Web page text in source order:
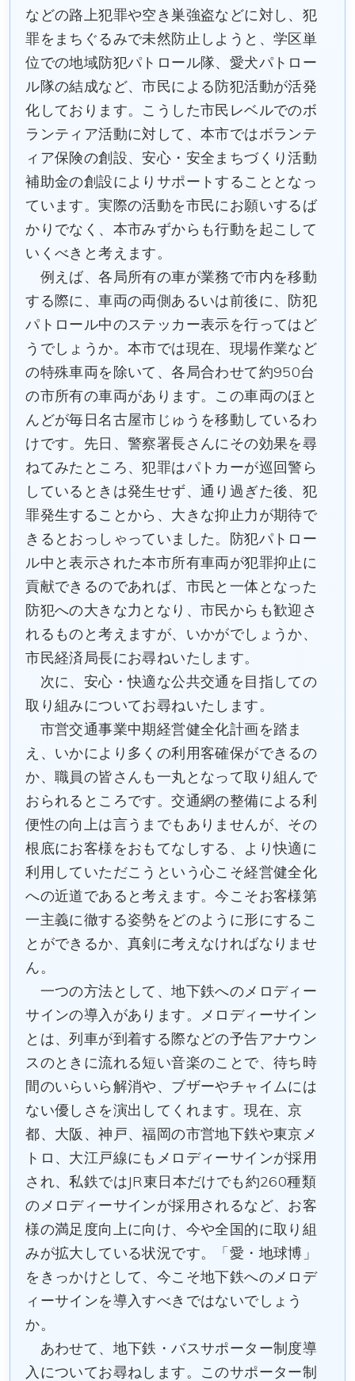
などの路上犯罪や空き巣強盗などに対し、犯
罪をまちぐるみで未然防止しようと、学区単
位での地域防犯パトロール隊、愛犬パトロー
ル隊の結成など、市民による防犯活動が活発
化しております。こうした市民レベルでのボ
ランティア活動に対して、本市ではボランテ
ィア保険の創設、安心・安全まちづくり活動
補助金の創設によりサポートすることとなっ
ています。実際の活動を市民にお願いするば
かりでなく、本市みずからも行動を起こして
いくべきと考えます。
例えば、各局所有の車が業務で市内を移動
する際に、車両の両側あるいは前後に、防犯
パトロール中のステッカー表示を行ってはど
うでしょうか。本市では現在、現場作業など
の特殊車両を除いて、各局合わせて約950台
の市所有の車両があります。この車両のほと
んどが毎日名古屋市じゅうを移動しているわ
けです。先日、警察署長さんにその効果を尋
ねてみたところ、犯罪はパトカーが巡回警ら
しているときは発生せず、通り過ぎた後、犯
罪発生することから、大きな抑止力が期待で
きるとおっしゃっていました。防犯パトロー
ル中と表示された本市所有車両が犯罪抑止に
貢献できるのであれば、市民と一体となった
防犯への大きな力となり、市民からも歓迎さ
れるものと考えますが、いかがでしょうか、
市民経済局長にお尋ねいたします。
次に、安心・快適な公共交通を目指しての
取り組みについてお尋ねいたします。
市営交通事業中期経営健全化計画を踏ま
え、いかにより多くの利用客確保ができるの
か、職員の皆さんも一丸となって取り組んで
おられるところです。交通網の整備による利
便性の向上は言うまでもありませんが、その
根底にお客様をおもてなしする、より快適に
利用していただこうという心こそ経営健全化
への近道であると考えます。今こそお客様第
一主義に徹する姿勢をどのように形にするこ
とができるか、真剣に考えなければなりませ
ん。
一つの方法として、地下鉄へのメロディー
サインの導入があります。メロディーサイン
とは、列車が到着する際などの予告アナウン
スのときに流れる短い音楽のことで、待ち時
間のいらいら解消や、ブザーやチャイムには
ない優しさを演出してくれます。現在、京
都、大阪、神戸、福岡の市営地下鉄や東京メ
トロ、大江戸線にもメロディーサインが採用
され、私鉄ではJR東日本だけでも約260種類
のメロディーサインが採用されるなど、お客
様の満足度向上に向け、今や全国的に取り組
みが拡大している状況です。「愛・地球博」
をきっかけとして、今こそ地下鉄へのメロデ
ィーサインを導入すべきではないでしょう
か。
あわせて、地下鉄・バスサポーター制度導
入についてお尋ねします。このサポーター制